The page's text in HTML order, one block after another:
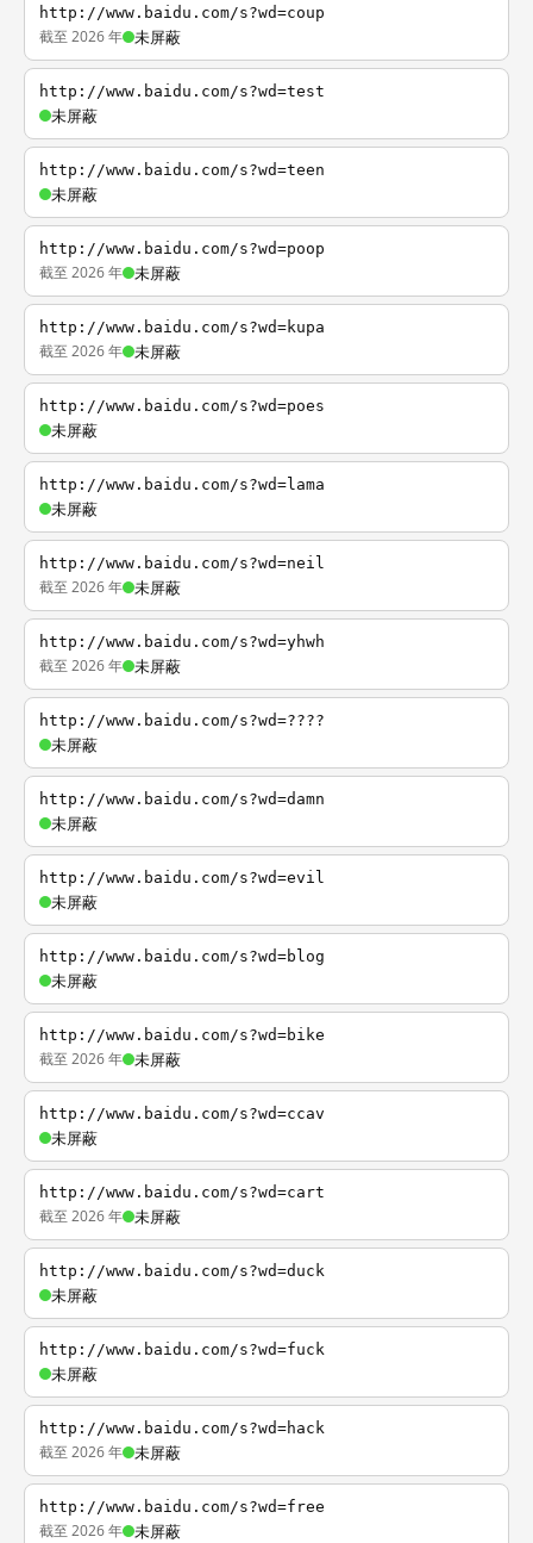
http://www.baidu.com/s?wd=coup
截至 2026 年 未屏蔽
http://www.baidu.com/s?wd=test
未屏蔽
http://www.baidu.com/s?wd=teen
未屏蔽
http://www.baidu.com/s?wd=poop
截至 2026 年 未屏蔽
http://www.baidu.com/s?wd=kupa
截至 2026 年 未屏蔽
http://www.baidu.com/s?wd=poes
未屏蔽
http://www.baidu.com/s?wd=lama
未屏蔽
http://www.baidu.com/s?wd=neil
截至 2026 年 未屏蔽
http://www.baidu.com/s?wd=yhwh
截至 2026 年 未屏蔽
http://www.baidu.com/s?wd=????
未屏蔽
http://www.baidu.com/s?wd=damn
未屏蔽
http://www.baidu.com/s?wd=evil
未屏蔽
http://www.baidu.com/s?wd=blog
未屏蔽
http://www.baidu.com/s?wd=bike
截至 2026 年 未屏蔽
http://www.baidu.com/s?wd=ccav
未屏蔽
http://www.baidu.com/s?wd=cart
截至 2026 年 未屏蔽
http://www.baidu.com/s?wd=duck
未屏蔽
http://www.baidu.com/s?wd=fuck
未屏蔽
http://www.baidu.com/s?wd=hack
截至 2026 年 未屏蔽
http://www.baidu.com/s?wd=free
截至 2026 年 未屏蔽